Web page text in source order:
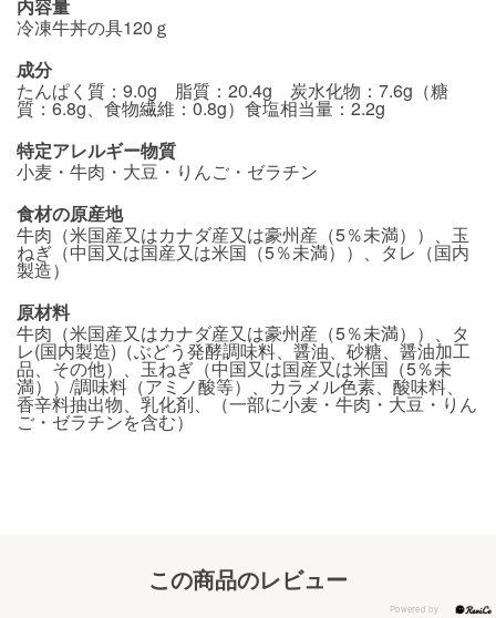
内容量
冷凍牛丼の具120ｇ
成分
たんぱく質：9.0g 脂質：20.4g 炭水化物：7.6g（糖
質：6.8g、食物繊維：0.8g）食塩相当量：2.2g
特定アレルギー物質
小麦・牛肉・大豆・りんご・ゼラチン
食材の原産地
牛肉（米国産又はカナダ産又は豪州産（5％未満））、玉
ねぎ（中国又は国産又は米国（5％未満））、タレ（国内
製造）
原材料
牛肉（米国産又はカナダ産又は豪州産（5％未満））、タ
レ(国内製造)（ぶどう発酵調味料、醤油、砂糖、醤油加工
品、その他）、玉ねぎ（中国又は国産又は米国（5％未
満））/調味料（アミノ酸等）、カラメル色素、酸味料、
香辛料抽出物、乳化剤、（一部に小麦・牛肉・大豆・りん
ご・ゼラチンを含む）
この商品のレビュー